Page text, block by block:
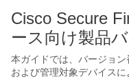
Cisco Secure
ース向け製品
本ガイドでは、バージョ
および管理対象デバイス